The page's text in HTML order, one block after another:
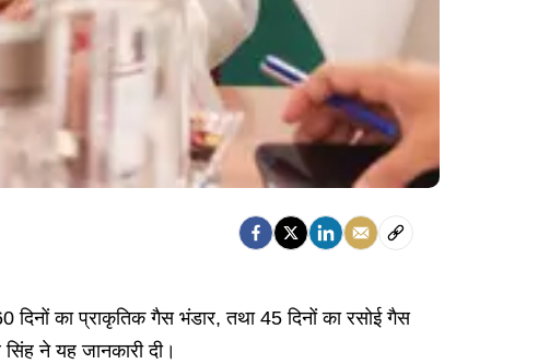
दिनों का प्राकृतिक गैस भंडार, तथा 45 दिनों का रसोई गैस
ने यह जानकारी दी।